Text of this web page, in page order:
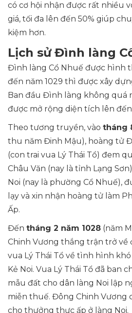
có cơ hội nhận được rất nhiều
giá, tối đa lên đến 50% giúp
kiệm hơn.
Lịch sử Đình làng
Đình làng Cổ Nhuế được hình
đến năm 1029 thì được xây
Ban đầu Đình làng không quá
được mở rộng diện tích lên
Theo tương truyền, vào tháng
thu năm Đinh Mậu), hoàng tử
(con trai vua Lý Thái Tổ) đem
Châu Văn (nay là tỉnh Lạng
Noi (nay là phường Cổ Nhuế),
lạy và xin nhận hoàng tử làm
Ấp.
Đến tháng 2 năm 1028 (năm
Chinh Vương thắng trận trở về
vua Lý Thái Tổ về tình hình
Kẻ Noi. Vua Lý Thái Tổ đã ban
mẫu đất cho dân làng Noi lập
miễn thuế. Đông Chinh Vương
cho thưởng thực ấp ở làng Noi.